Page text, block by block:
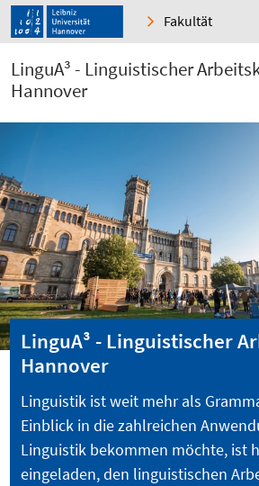
Fakultät
LinguA³ - Linguistischer
Hannover
LinguA³ - Linguistischer
Hannover
Linguistik ist weit mehr als
Einblick in die zahl­reichen
Linguistik bekommen möchte, ist
eingeladen, den linguistischen